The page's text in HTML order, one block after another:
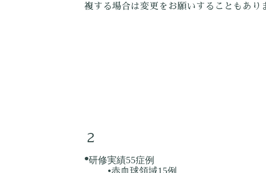
複する場合は変更をお願いすることもあり
２
•研修実績55症例
•赤血球領域15例